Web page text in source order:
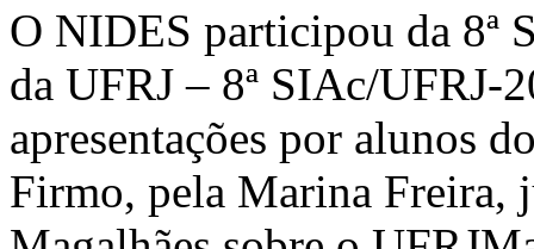
O NIDES participou da 8ª
da UFRJ – 8ª SIAc/UFRJ-
apresentações por alunos
Firmo, pela Marina Freira,